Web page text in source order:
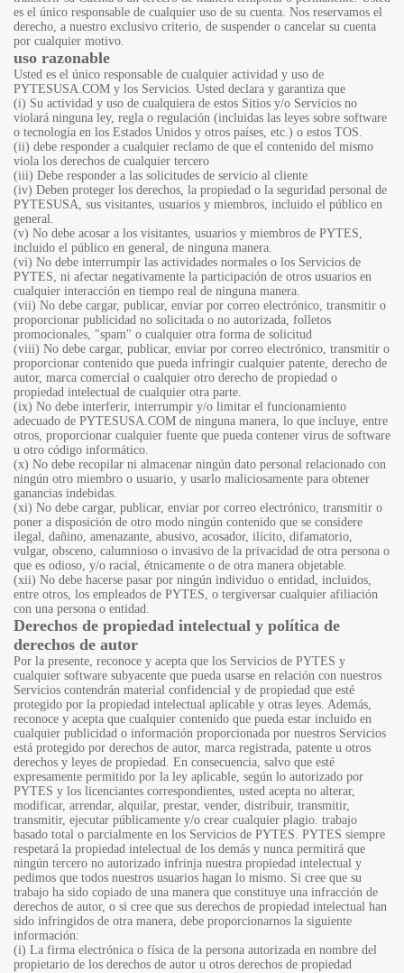
es el único responsable de cualquier uso de su cuenta. Nos reservamos el
derecho, a nuestro exclusivo criterio, de suspender o cancelar su cuenta
por cualquier motivo.
uso razonable
Usted es el único responsable de cualquier actividad y uso de
PYTESUSA.COM y los Servicios. Usted declara y garantiza que
(i) Su actividad y uso de cualquiera de estos Sitios y/o Servicios no
violará ninguna ley, regla o regulación (incluidas las leyes sobre software
o tecnología en los Estados Unidos y otros países, etc.) o estos TOS.
(ii) debe responder a cualquier reclamo de que el contenido del mismo
viola los derechos de cualquier tercero
(iii) Debe responder a las solicitudes de servicio al cliente
(iv) Deben proteger los derechos, la propiedad o la seguridad personal de
PYTESUSA, sus visitantes, usuarios y miembros, incluido el público en
general.
(v) No debe acosar a los visitantes, usuarios y miembros de PYTES,
incluido el público en general, de ninguna manera.
(vi) No debe interrumpir las actividades normales o los Servicios de
PYTES, ni afectar negativamente la participación de otros usuarios en
cualquier interacción en tiempo real de ninguna manera.
(vii) No debe cargar, publicar, enviar por correo electrónico, transmitir o
proporcionar publicidad no solicitada o no autorizada, folletos
promocionales, "spam" o cualquier otra forma de solicitud
(viii) No debe cargar, publicar, enviar por correo electrónico, transmitir o
proporcionar contenido que pueda infringir cualquier patente, derecho de
autor, marca comercial o cualquier otro derecho de propiedad o
propiedad intelectual de cualquier otra parte.
(ix) No debe interferir, interrumpir y/o limitar el funcionamiento
adecuado de PYTESUSA.COM de ninguna manera, lo que incluye, entre
otros, proporcionar cualquier fuente que pueda contener virus de software
u otro código informático.
(x) No debe recopilar ni almacenar ningún dato personal relacionado con
ningún otro miembro o usuario, y usarlo maliciosamente para obtener
ganancias indebidas.
(xi) No debe cargar, publicar, enviar por correo electrónico, transmitir o
poner a disposición de otro modo ningún contenido que se considere
ilegal, dañino, amenazante, abusivo, acosador, ilícito, difamatorio,
vulgar, obsceno, calumnioso o invasivo de la privacidad de otra persona o
que es odioso, y/o racial, étnicamente o de otra manera objetable.
(xii) No debe hacerse pasar por ningún individuo o entidad, incluidos,
entre otros, los empleados de PYTES, o tergiversar cualquier afiliación
con una persona o entidad.
Derechos de propiedad intelectual y política de
derechos de autor
Por la presente, reconoce y acepta que los Servicios de PYTES y
cualquier software subyacente que pueda usarse en relación con nuestros
Servicios contendrán material confidencial y de propiedad que esté
protegido por la propiedad intelectual aplicable y otras leyes. Además,
reconoce y acepta que cualquier contenido que pueda estar incluido en
cualquier publicidad o información proporcionada por nuestros Servicios
está protegido por derechos de autor, marca registrada, patente u otros
derechos y leyes de propiedad. En consecuencia, salvo que esté
expresamente permitido por la ley aplicable, según lo autorizado por
PYTES y los licenciantes correspondientes, usted acepta no alterar,
modificar, arrendar, alquilar, prestar, vender, distribuir, transmitir,
transmitir, ejecutar públicamente y/o crear cualquier plagio. trabajo
basado total o parcialmente en los Servicios de PYTES. PYTES siempre
respetará la propiedad intelectual de los demás y nunca permitirá que
ningún tercero no autorizado infrinja nuestra propiedad intelectual y
pedimos que todos nuestros usuarios hagan lo mismo. Si cree que su
trabajo ha sido copiado de una manera que constituye una infracción de
derechos de autor, o si cree que sus derechos de propiedad intelectual han
sido infringidos de otra manera, debe proporcionarnos la siguiente
información:
(i) La firma electrónica o física de la persona autorizada en nombre del
propietario de los derechos de autor u otros derechos de propiedad